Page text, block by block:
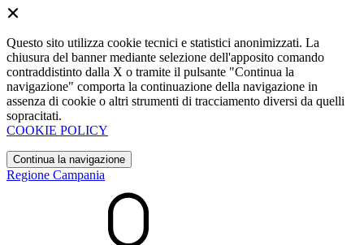
Questo sito utilizza cookie tecnici e statistici anonimizzati. La
chiusura del banner mediante selezione dell'apposito comando
contraddistinto dalla X o tramite il pulsante "Continua la
navigazione" comporta la continuazione della navigazione in
assenza di cookie o altri strumenti di tracciamento diversi da quelli
sopracitati.
COOKIE POLICY
Continua la navigazione
Regione Campania